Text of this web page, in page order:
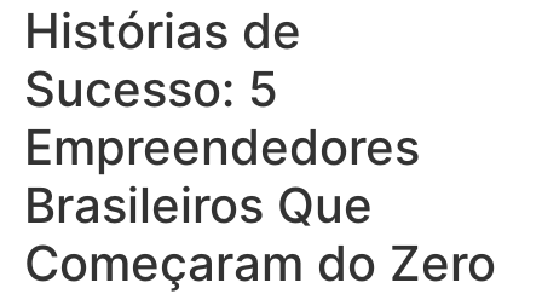
Histórias de
Sucesso: 5
Empreendedores
Brasileiros Que
Começaram do Zero